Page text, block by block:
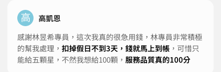
高
高凱恩
感謝林昱希專員，這次我真的很急用錢，林專員非常積極
的幫我處理， 扣掉假日不到3天，錢就馬上到帳 ，可惜只
能給五顆星，不然我想給100顆， 服務品質真的100分